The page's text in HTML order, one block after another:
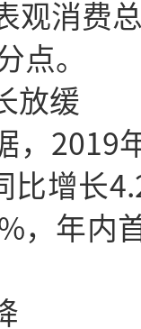
观消费
点。
放缓
，2019
比增长
，年内